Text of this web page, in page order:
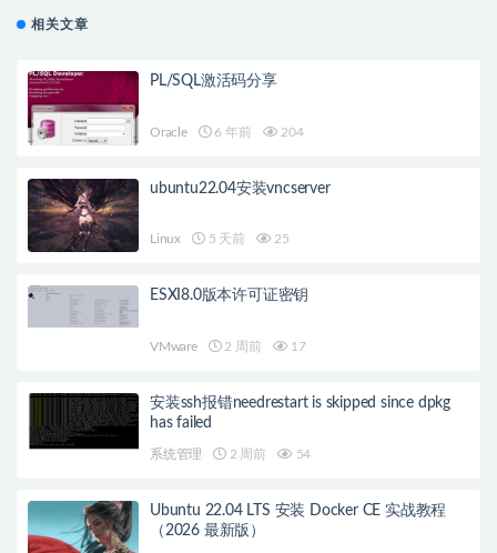
相关文章
PL/SQL激活码分享
Oracle 6 年前 204
ubuntu22.04安装vncserver
Linux 5 天前 25
ESXI8.0版本许可证密钥
VMware 2 周前 17
安装ssh报错needrestart is skipped since dpkg
has failed
系统管理 2 周前 54
Ubuntu 22.04 LTS 安装 Docker CE 实战教程
（2026 最新版）